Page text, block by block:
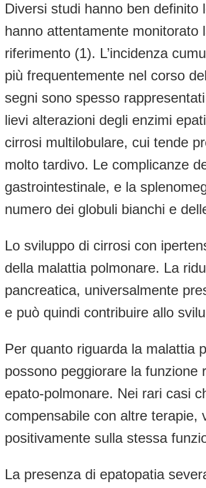
Diversi studi hanno ben
hanno attentamente monitorato
riferimento (1). L’incidenza
più frequentemente nel corso
segni sono spesso
lievi alterazioni degli enzimi
cirrosi multilobulare, cui tende
molto tardivo. Le complicanze
gastrointestinale, e la
numero dei globuli bianchi e
Lo sviluppo di cirrosi con
della malattia polmonare. La
pancreatica, universalmente
e può quindi contribuire allo
Per quanto riguarda la malattia
possono peggiorare la funzione
epato-polmonare. Nei rari casi
compensabile con altre terapie,
positivamente sulla stessa
La presenza di epatopatia